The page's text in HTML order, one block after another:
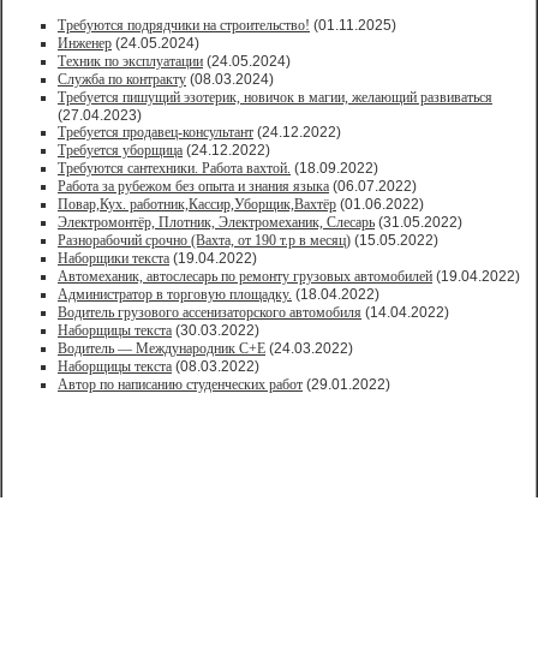
Требуются подрядчики на строительство! (01.11.2025)
Инженер (24.05.2024)
Техник по эксплуатации (24.05.2024)
Служба по контракту (08.03.2024)
Требуется пишущий эзотерик, новичок в магии, желающий развиваться
(27.04.2023)
Требуется продавец-консультант (24.12.2022)
Требуется уборщица (24.12.2022)
Требуются сантехники. Работа вахтой. (18.09.2022)
Работа за рубежом без опыта и знания языка (06.07.2022)
Повар,Кух. работник,Кассир,Уборщик,Вахтёр (01.06.2022)
Электромонтёр, Плотник, Электромеханик, Слесарь (31.05.2022)
Paзнoрабочий cрочно (Вахта, от 190 т.р в месяц) (15.05.2022)
Наборщики текста (19.04.2022)
Автомеханик, автослесарь по ремонту грузовых автомобилей (19.04.2022)
Администратор в торговую площадку. (18.04.2022)
Водитель грузового ассенизаторского автомобиля (14.04.2022)
Наборщицы текста (30.03.2022)
Водитель — Международник С+Е (24.03.2022)
Наборщицы текста (08.03.2022)
Автор по написанию студенческих работ (29.01.2022)